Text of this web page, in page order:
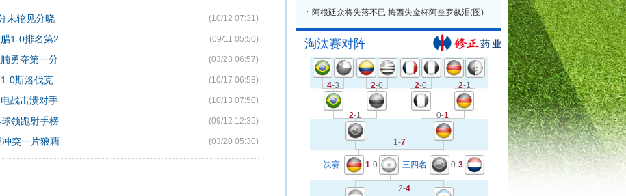
(10/12 07:31)
末轮见分晓
(09/11 05:50)
1-0排名第2
(03/23 06:57)
勇夺第一分
(10/17 06:58)
0斯洛伐克
(10/13 07:50)
战击溃对手
(09/12 12:35)
领跑射手榜
(03/20 05:30)
突一片狼藉
阿根廷众将失落不已 梅西失金杯阿奎罗飙泪(图)
淘汰赛对阵
4-3 2-0 2-0 2-1
2-1 0-1
1-7
2-4
1-0 0-3
决赛 三四名